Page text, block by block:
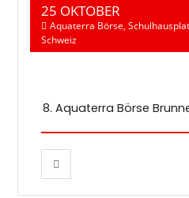
25 OKTOBER
Aquaterra Börse,
Schweiz
8. Aquaterra Börse